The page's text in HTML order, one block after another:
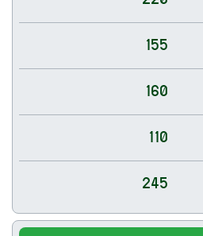
155
160
110
245